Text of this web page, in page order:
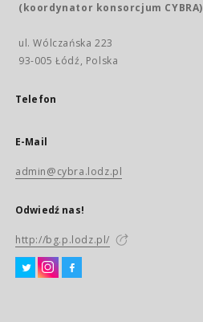
(koordynator konsorcjum CYBRA)
ul. Wólczańska 223
93-005 Łódź, Polska
Telefon
E-Mail
admin@cybra.lodz.pl
Odwiedź nas!
http://bg.p.lodz.pl/